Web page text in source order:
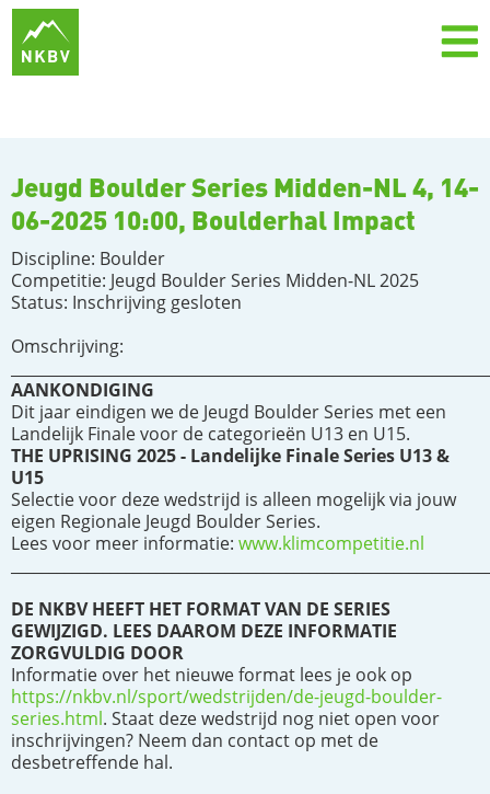
Jeugd Boulder Series Midden-NL 4, 14-
06-2025 10:00, Boulderhal Impact
Discipline: Boulder
Competitie: Jeugd Boulder Series Midden-NL 2025
Status: Inschrijving gesloten
Omschrijving:
AANKONDIGING
Dit jaar eindigen we de Jeugd Boulder Series met een
Landelijk Finale voor de categorieën U13 en U15.
THE UPRISING 2025 - Landelijke Finale Series U13 &
U15
Selectie voor deze wedstrijd is alleen mogelijk via jouw
eigen Regionale Jeugd Boulder Series.
Lees voor meer informatie: www.klimcompetitie.nl
DE NKBV HEEFT HET FORMAT VAN DE SERIES
GEWIJZIGD. LEES DAAROM DEZE INFORMATIE
ZORGVULDIG DOOR
Informatie over het nieuwe format lees je ook op
https://nkbv.nl/sport/wedstrijden/de-jeugd-boulder-
series.html. Staat deze wedstrijd nog niet open voor
inschrijvingen? Neem dan contact op met de
desbetreffende hal.